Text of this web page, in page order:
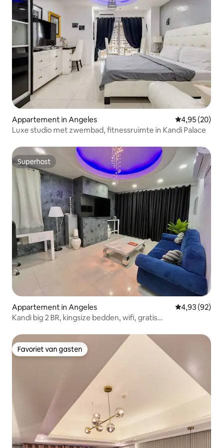
Appartement in Angeles Gemiddelde
4,95 (20)
Luxe studio met zwembad, fitnessruimte in Kandi Palace
Superhost
Superhost
Appartement in Angeles Gemiddelde
4,93 (92)
Kandi big 2 BR, kingsize bedden, wifi, gratis
Favoriet van gasten
Favoriet van gasten